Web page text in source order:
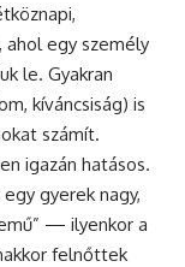
ahol egy személy
le. Gyakran
kíváncsiság) is
számít.
igazán hatásos.
gyerek nagy,
— ilyenkor a
felnőttek